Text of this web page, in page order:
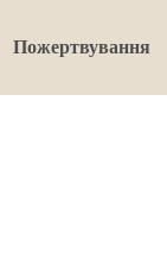
Пожертвування